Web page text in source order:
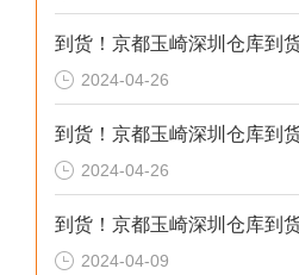
2024-04-26
2024-04-26
2024-04-09